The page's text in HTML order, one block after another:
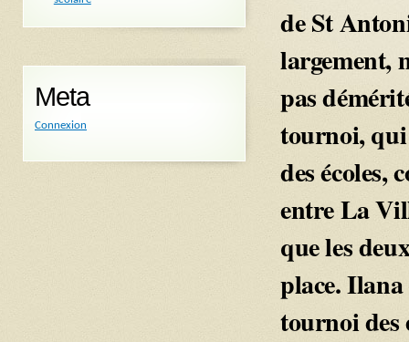
de St
largement,
pas
tournoi, qui
des écoles,
entre La
que les
place.
tournoi des
Meta
Connexion